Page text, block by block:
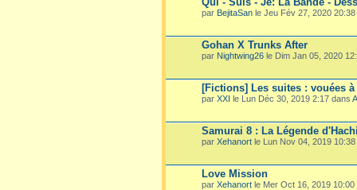
par BejitaSan le Jeu Fév 27, 2020
Gohan X Trunks After
par Nightwing26 le Dim Jan 05, 2020
[Fictions] Les suites : vouées
par XXI le Lun Déc 30, 2019 2:17 dans
Samurai 8 : La Légende
par Xehanort le Lun Nov 04, 2019
Love Mission
par Xehanort le Mer Oct 16, 2019